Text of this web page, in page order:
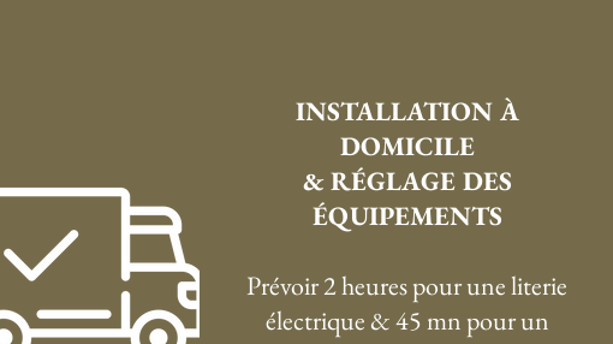
INSTALLATION À
DOMICILE
& RÉGLAGE DES
ÉQUIPEMENTS
Prévoir 2 heures pour une literie
électrique & 45 mn pour un